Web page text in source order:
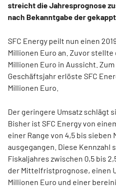
streicht die Jahresprognose
nach Bekanntgabe der
SFC Energy peilt nun einen
Millionen Euro an. Zuvor stellte
Millionen Euro in Aussicht.
Geschäftsjahr erlöste SFC
Millionen Euro.
Der geringere Umsatz schlägt
Bisher ist SFC Energy von
einer Range von 4,5 bis sieben
ausgegangen. Diese Kennzahl
Fiskaljahres zwischen 0,5 bis
der Mittelfristprognose, einen
Millionen Euro und einer